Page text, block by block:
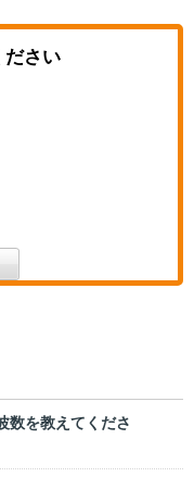
ださい
数を教えてくださ